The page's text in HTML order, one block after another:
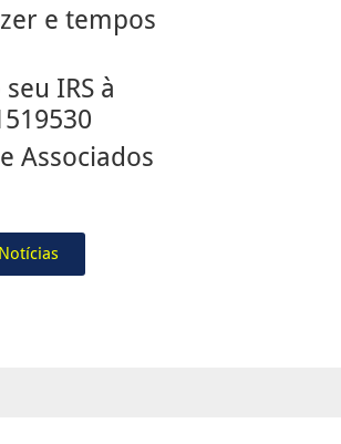
e tempos
IRS à
Associados